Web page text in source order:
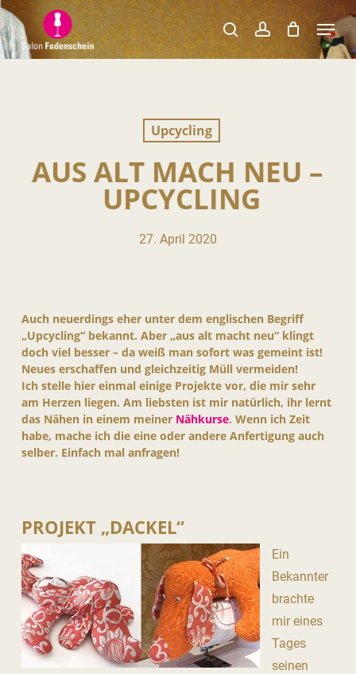
Skip
to
main
searchaccount
Menu
Upcycling
AUS ALT MACH NEU –
UPCYCLING
27. April 2020
Auch neuerdings eher unter dem englischen Begriff
„Upcycling“ bekannt. Aber „aus alt macht neu“ klingt
doch viel besser – da weiß man sofort was gemeint ist!
Neues erschaffen und gleichzeitig Müll vermeiden!
Ich stelle hier einmal einige Projekte vor, die mir sehr
am Herzen liegen. Am liebsten ist mir natürlich, ihr lernt
das Nähen in einem meiner Nähkurse. Wenn ich Zeit
habe, mache ich die eine oder andere Anfertigung auch
selber. Einfach mal anfragen!
PROJEKT „DACKEL“
Ein
Bekannter
brachte
mir eines
Tages
seinen
Close